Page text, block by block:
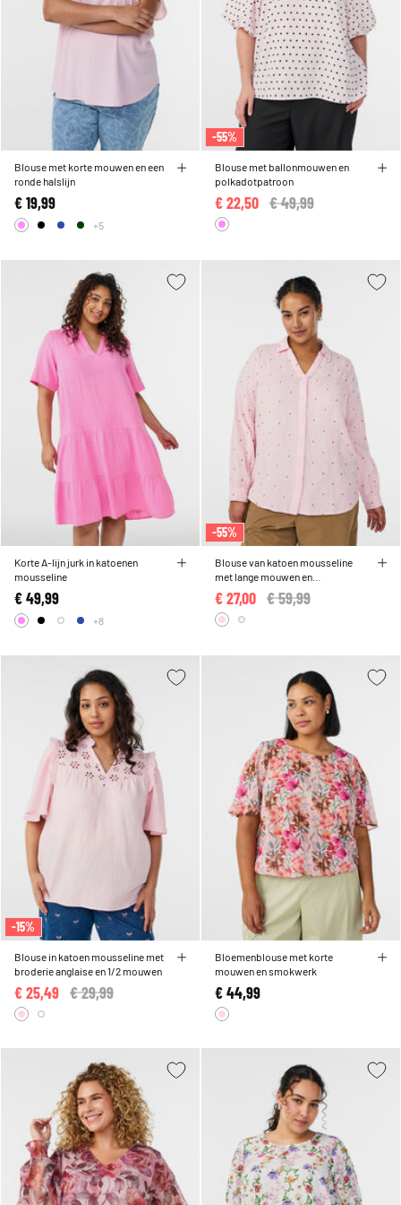
Blouse met korte mouwen en een
ronde halslijn
€ 19,99
+5
-55%
Blouse met ballonmouwen en
polkadotpatroon
Price reduced from
€ 49,99
€ 22,50
Korte A-lijn jurk in katoenen
mousseline
€ 49,99
+8
-55%
Blouse van katoen mousseline
met lange mouwen en
geborduurde motievenPrice reduced from
€ 59,99
€ 27,00
-15%
Blouse in katoen mousseline met
broderie anglaise en 1/2 mouwen
Price reduced from
€ 29,99
€ 25,49
Bloemenblouse met korte
mouwen en smokwerk
€ 44,99